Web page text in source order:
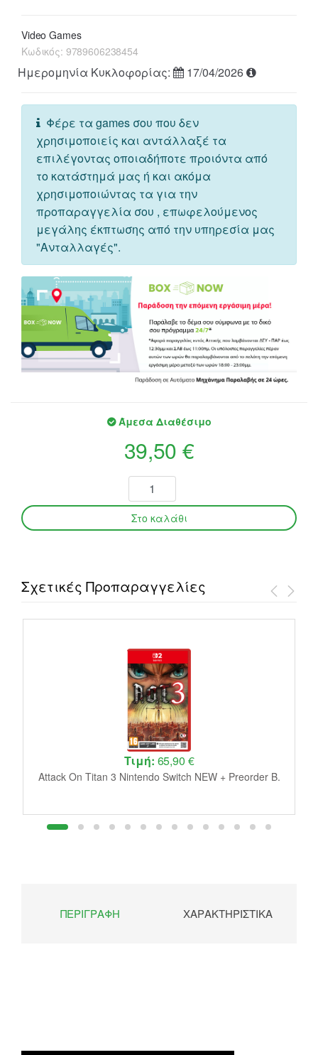
Video Games
Κωδικός: 9789606238454
Ημερομηνία Κυκλοφορίας: 17/04/2026
Φέρε τα games σου που δεν
χρησιμοποιείς και αντάλλαξέ τα
επιλέγοντας οποιαδήποτε προιόντα από
το κατάστημά μας ή και ακόμα
χρησιμοποιώντας τα για την
προπαραγγελία σου , επωφελούμενος
μεγάλης έκπτωσης από την υπηρεσία μας
"Ανταλλαγές".
Άμεσα Διαθέσιμο
39,50 €
Σχετικές Προπαραγγελίες
Τιμή: 65,90 €
Attack On Titan 3 Nintendo Switch NEW + Preorder B.
ΠΕΡΙΓΡΑΦΉ ΧΑΡΑΚΤΗΡΙΣΤΙΚΆ